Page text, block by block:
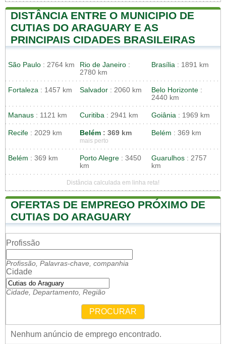
DISTÂNCIA ENTRE O MUNICIPIO DE
CUTIAS DO ARAGUARY E AS
PRINCIPAIS CIDADES BRASILEIRAS
São Paulo : 2764 km Rio de Janeiro :
2780 km
Brasília : 1891 km
Fortaleza : 1457 km Salvador : 2060 km Belo Horizonte :
2440 km
Manaus : 1121 km Curitiba : 2941 km Goiânia : 1969 km
Recife : 2029 km Belém : 369 km
mais perto
Belém : 369 km
Belém : 369 km Porto Alegre : 3450
km
Guarulhos : 2757
km
Distância calculada em linha reta!
OFERTAS DE EMPREGO PRÓXIMO DE
CUTIAS DO ARAGUARY
Profissão
Profissão, Palavras-chave, companhia
Cidade
Cidade, Departamento, Região
PROCURAR
Nenhum anúncio de emprego encontrado.